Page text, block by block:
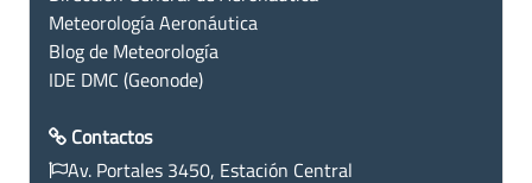
Meteorología Aeronáutica
Blog de Meteorología
IDE DMC (Geonode)
Contactos
Av. Portales 3450, Estación Central